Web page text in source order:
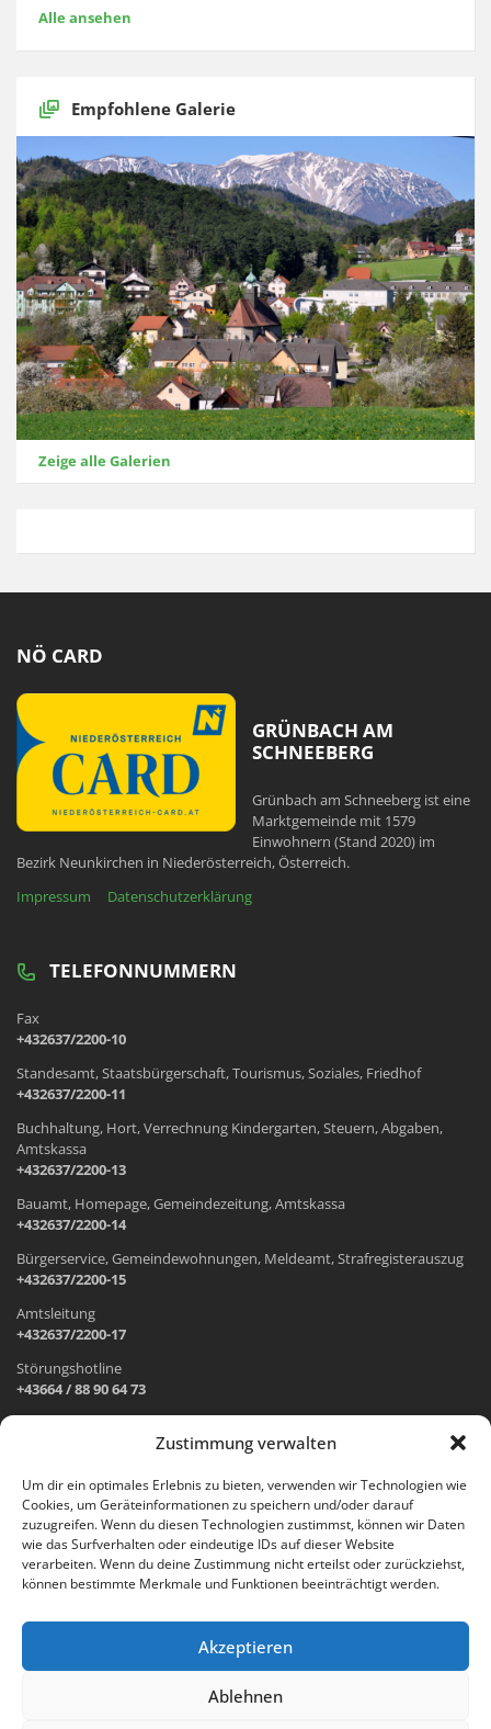
Zustimmung verwalten
Um dir ein optimales Erlebnis zu bieten, verwenden wir Technologien wie
Cookies, um Geräteinformationen zu speichern und/oder darauf
zuzugreifen. Wenn du diesen Technologien zustimmst, können wir Daten
wie das Surfverhalten oder eindeutige IDs auf dieser Website
verarbeiten. Wenn du deine Zustimmung nicht erteilst oder zurückziehst,
können bestimmte Merkmale und Funktionen beeinträchtigt werden.
Akzeptieren
Ablehnen
Alle ansehen
Empfohlene Galerie
Zeige alle Galerien
NÖ CARD
GRÜNBACH AM
SCHNEEBERG
Grünbach am Schneeberg ist eine
Marktgemeinde mit 1579
Einwohnern (Stand 2020) im
Bezirk Neunkirchen in Niederösterreich, Österreich.
Impressum
Datenschutzerklärung
TELEFONNUMMERN
Fax
+432637/2200-10
Standesamt, Staatsbürgerschaft, Tourismus, Soziales, Friedhof
+432637/2200-11
Buchhaltung, Hort, Verrechnung Kindergarten, Steuern, Abgaben,
Amtskassa
+432637/2200-13
Bauamt, Homepage, Gemeindezeitung, Amtskassa
+432637/2200-14
Bürgerservice, Gemeindewohnungen, Meldeamt, Strafregisterauszug
+432637/2200-15
Amtsleitung
+432637/2200-17
Störungshotline
+43664 / 88 90 64 73
Wr. Neustädter Straße 1
2733 Grünbach am Schneeberg
Öffnungszeiten Gemeindeamt:
Montag: 8.00 – 12.00 Uhr und 14.00 – 18.00 Uhr
Freitag: 8.00 – 12.00 Uhr
Email: